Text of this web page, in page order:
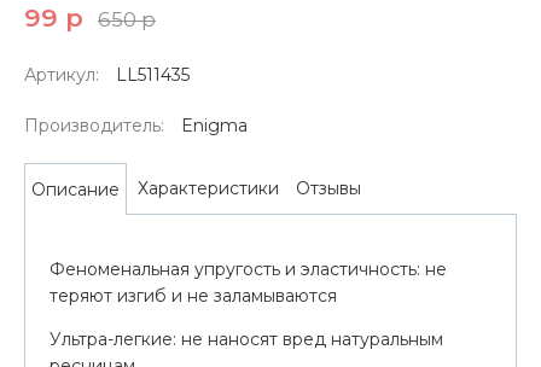
99 р 650 р
Артикул: LL511435
Производитель: Enigma
Описание Характеристики Отзывы
Феноменальная упругость и эластичность: не
теряют изгиб и не заламываются
Ультра-легкие: не наносят вред натуральным